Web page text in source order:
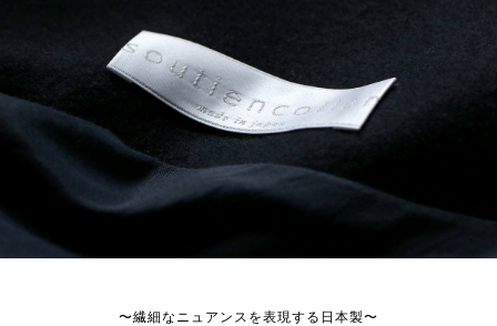
〜繊細なニュアンスを表現する日本製〜